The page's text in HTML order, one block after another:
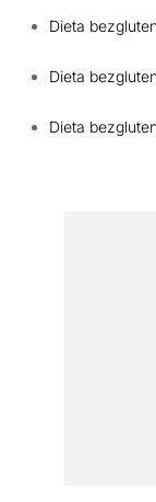
Dieta
Dieta
Dieta